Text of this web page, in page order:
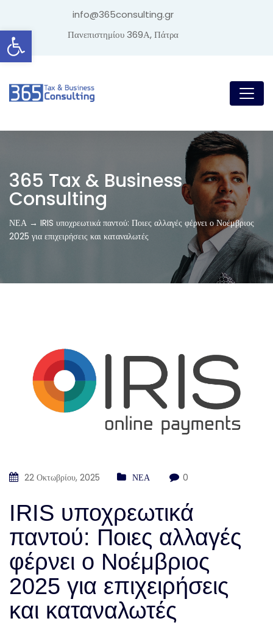
Ανοίξτε τη γραμμή εργαλείων
info@365consulting.gr
Πανεπιστημίου 369Α, Πάτρα
365 Tax & Business
Consulting
ΝΕΑ → IRIS υποχρεωτικά παντού: Ποιες αλλαγές φέρνει ο Νοέμβριος
2025 για επιχειρήσεις και καταναλωτές
22 Οκτωβρίου, 2025 ΝΕΑ 0
IRIS υποχρεωτικά
παντού: Ποιες αλλαγές
φέρνει ο Νοέμβριος
2025 για επιχειρήσεις
και καταναλωτές